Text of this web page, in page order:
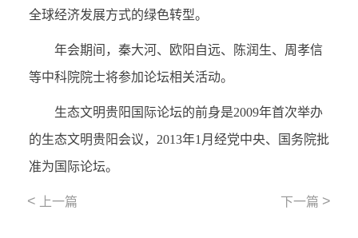
全球经济发展方式的绿色转型。
年会期间，秦大河、欧阳自远、陈润生、周孝信
等中科院院士将参加论坛相关活动。
生态文明贵阳国际论坛的前身是2009年首次举办
的生态文明贵阳会议，2013年1月经党中央、国务院批
准为国际论坛。
< 上一篇 下一篇 >